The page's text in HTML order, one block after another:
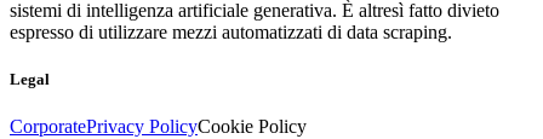
sistemi di intelligenza artificiale generativa. È altresì fatto divieto
espresso di utilizzare mezzi automatizzati di data scraping.
Legal
CorporatePrivacy PolicyCookie Policy